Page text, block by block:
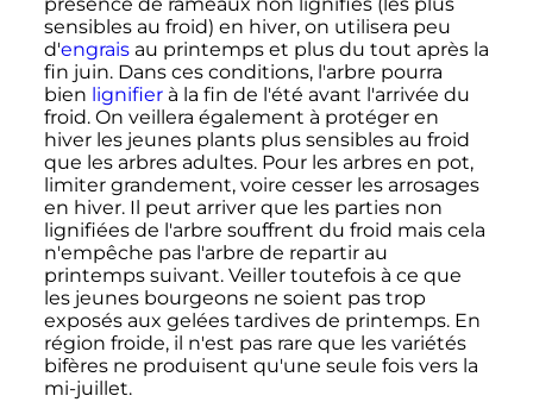
présence de rameaux non lignifiés (les plus
sensibles au froid) en hiver, on utilisera peu
d'engraisau printemps et plus du tout après la
fin juin. Dans ces conditions, l'arbre pourra
bien lignifierà la fin de l'été avant l'arrivée du
froid. On veillera également à protéger en
hiver les jeunes plants plus sensibles au froid
que les arbres adultes. Pour les arbres en pot,
limiter grandement, voire cesser les arrosages
en hiver. Il peut arriver que les parties non
lignifiées de l'arbre souffrent du froid mais cela
n'empêche pas l'arbre de repartir au
printemps suivant. Veiller toutefois à ce que
les jeunes bourgeons ne soient pas trop
exposés aux gelées tardives de printemps. En
région froide, il n'est pas rare que les variétés
bifères ne produisent qu'une seule fois vers la
mi-juillet.